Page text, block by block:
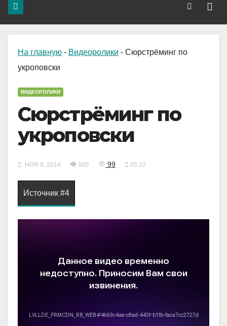
На главную - Видеоролики - Сюрстрёминг по
укроповски
ВИДЕОРОЛИКИ
Сюрстрёминг по
укроповски
НОЯ 9, 2014 👁 885 💬 99 05:22
Источник #4